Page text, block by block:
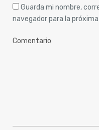
Guarda mi nombre,
navegador para la